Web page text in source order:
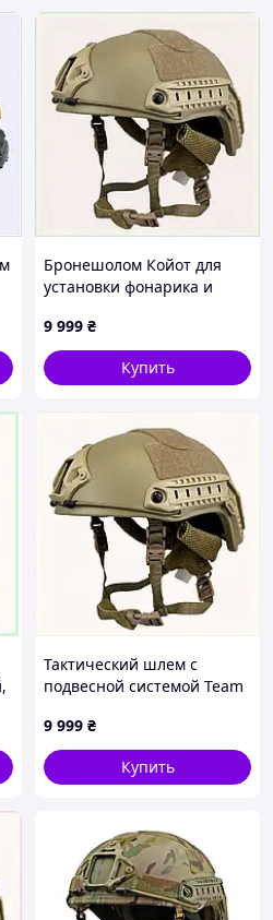
Бронешолом Койот для
установки фонарика и
9 999 ₴
Купить
Тактический шлем с
подвесной системой Team
876B49M13
9 999 ₴
Купить